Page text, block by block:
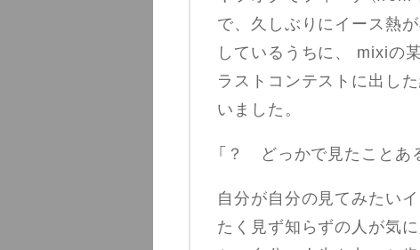
で、久しぶりにイース熱
しているうちに、 mixiの
ラストコンテストに出し
いました。
「？ どっかで見たことあ
自分が自分の見てみたい
たく見ず知らずの人が気